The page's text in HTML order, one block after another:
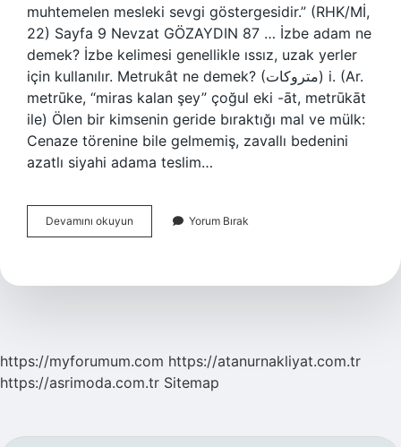
muhtemelen mesleki sevgi göstergesidir.” (RHK/Mİ,
22) Sayfa 9 Nevzat GÖZAYDIN ​​​​​​​​87 … İzbe adam ne
demek? İzbe kelimesi genellikle ıssız, uzak yerler
için kullanılır. Metrukât ne demek? (ﻣﺘﺮﻭﻛﺎﺕ) i. (Ar.
metrūke, “miras kalan şey” çoğul eki -āt, metrūkāt
ile) Ölen bir kimsenin geride bıraktığı mal ve mülk:
Cenaze törenine bile gelmemiş, zavallı bedenini
azatlı siyahi adama teslim…
Devamını okuyun Metruka
Ne
Yorum Bırak
https://myforumum.com https://atanurnakliyat.com.tr
https://asrimoda.com.tr Sitemap